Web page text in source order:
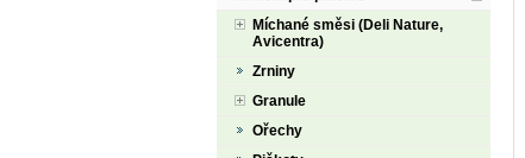
Míchané směsi (Deli Nature,
Avicentra)
Zrniny
Granule
Ořechy